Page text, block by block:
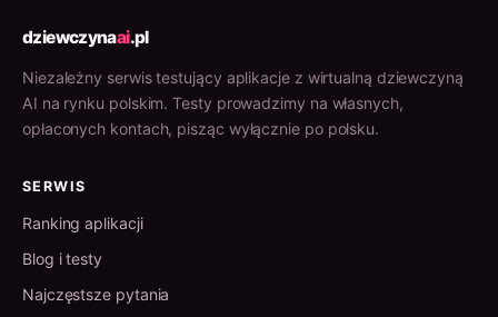
dziewczynaai.pl
Niezależny serwis testujący aplikacje z wirtualną dziewczyną
AI na rynku polskim. Testy prowadzimy na własnych,
opłaconych kontach, pisząc wyłącznie po polsku.
SERWIS
Ranking aplikacji
Blog i testy
Najczęstsze pytania